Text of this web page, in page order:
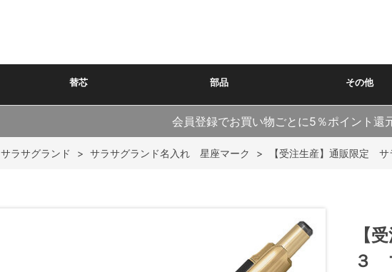
替芯 部品 その他
会員登録でお買い物ごとに5％ポイント還
サラサグランド > サラサグランド名入れ 星座マーク > 【受注生産】通販限定
【
３